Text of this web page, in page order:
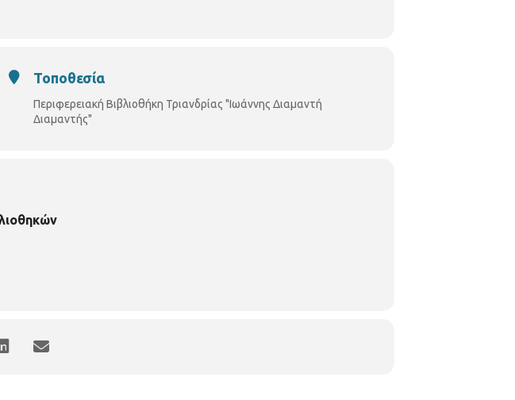
Τοποθεσία
Περιφερειακή Βιβλιοθήκη Τριανδρίας "Ιωάννης Διαμαντή
Διαμαντής"